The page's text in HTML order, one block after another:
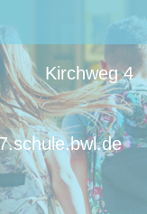
Kirchweg 4